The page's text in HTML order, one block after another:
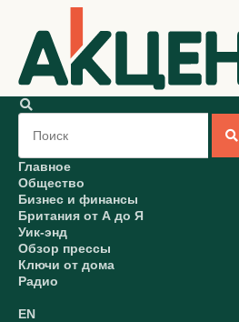
Главное
Общество
Бизнес и финансы
Британия от А до Я
Уик-энд
Обзор прессы
Ключи от дома
Радио
EN